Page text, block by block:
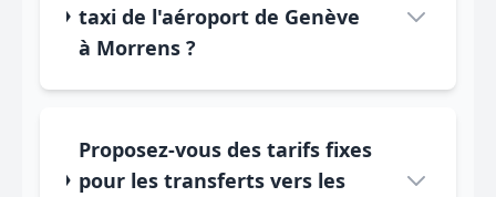
taxi de l'aéroport de Genève
à Morrens ?
Proposez-vous des tarifs fixes
pour les transferts vers les